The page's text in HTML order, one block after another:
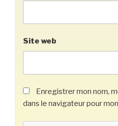
Site web
Enregistrer mon nom,
dans le navigateur pour